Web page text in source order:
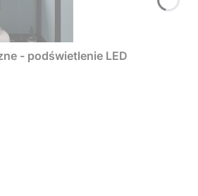
- podświetlenie LED